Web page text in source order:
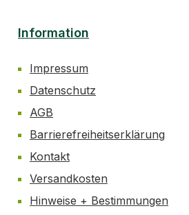
Information
Impressum
Datenschutz
AGB
Barrierefreiheitserklärung
Kontakt
Versandkosten
Hinweise + Bestimmungen